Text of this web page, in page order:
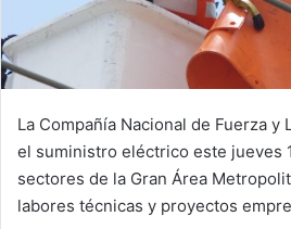
La Compañía Nacional de Fuerza y
el suministro eléctrico este jueves
sectores de la Gran Área
labores técnicas y proyectos